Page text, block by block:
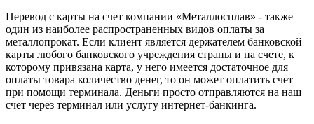
Перевод с карты на счет компании «Металлосплав» - также
один из наиболее распространенных видов оплаты за
металлопрокат. Если клиент является держателем банковской
карты любого банковского учреждения страны и на счете, к
которому привязана карта, у него имеется достаточное для
оплаты товара количество денег, то он может оплатить счет
при помощи терминала. Деньги просто отправляются на наш
счет через терминал или услугу интернет-банкинга.